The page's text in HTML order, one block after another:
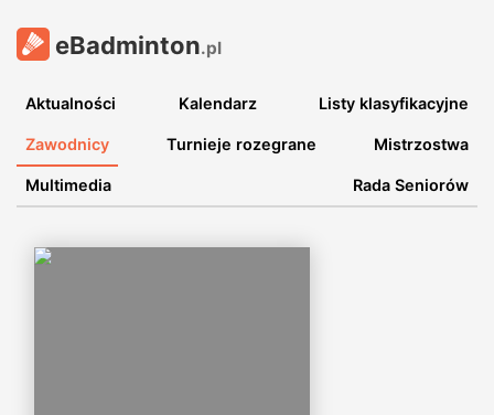
eBadminton.pl
Aktualności Kalendarz Listy klasyfikacyjne
Zawodnicy Turnieje rozegrane Mistrzostwa
Multimedia Rada Seniorów